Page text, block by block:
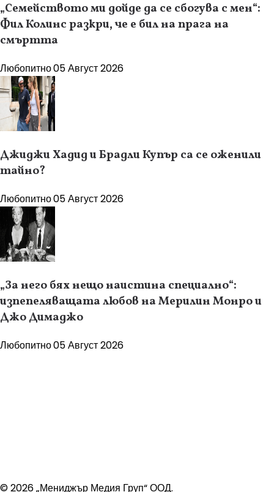
„Семейството ми дойде да се сбогува с мен“:
Фил Колинс разкри, че е бил на прага на
смъртта
Любопитно05 Август 2026
Джиджи Хадид и Брадли Купър са се оженили
тайно?
Любопитно05 Август 2026
„За него бях нещо наистина специално“:
изпепеляващата любов на Мерилин Монро и
Джо Димаджо
Любопитно05 Август 2026
© 2026 „Мениджър Медия Груп“ ООД.